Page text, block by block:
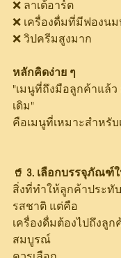
❌ ลาเต้อาร์ต
❌ เครื่องดื่มที่มีฟองน
❌ วิปครีมสูงมาก
หลักคิดง่าย ๆ
"เมนูที่ถึงมือลูกค้าแล้ว
เดิม"
คือเมนูที่เหมาะสำหรับ
🥤 3. เลือกบรรจุภัณฑ์
สิ่งที่ทำให้ลูกค้าประทั
รสชาติ แต่คือ
เครื่องดื่มต้องไปถึงลู
สมบูรณ์